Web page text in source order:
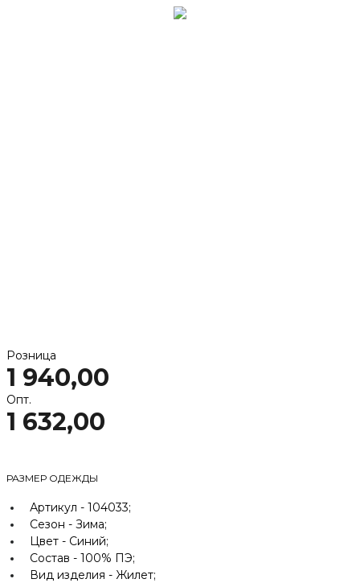
Розница
1 940,00
Опт.
1 632,00
РАЗМЕР ОДЕЖДЫ
Артикул - 104033;
Сезон - Зима;
Цвет - Синий;
Состав - 100% ПЭ;
Вид изделия - Жилет;